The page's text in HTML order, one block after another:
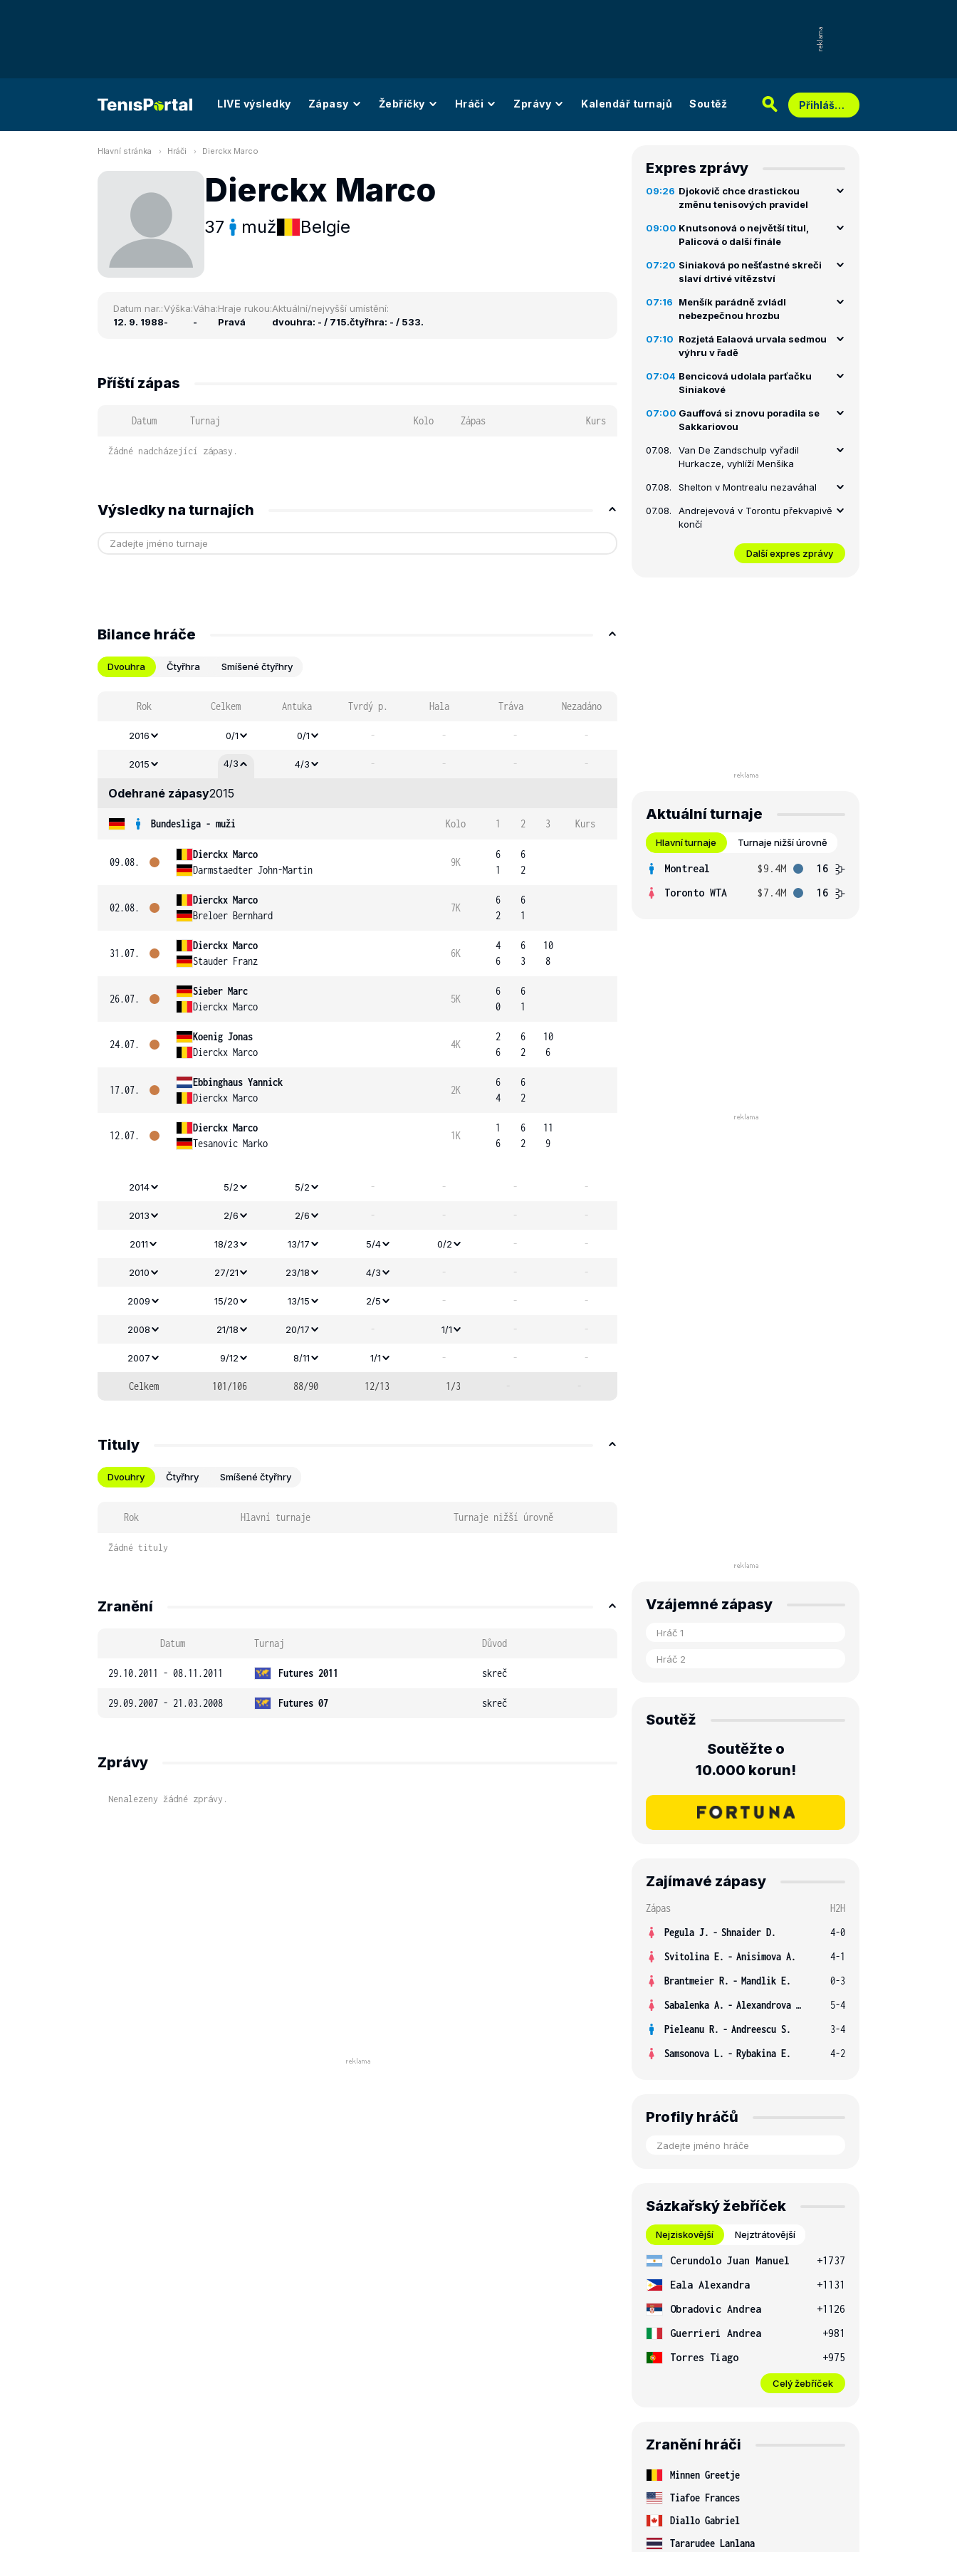
LIVE výsledky Zápasy Žebříčky Hráči Zprávy Kalendář turnajů Soutěž Přihlášení
Hlavní stránka Hráči Dierckx Marco
Dierckx Marco
37 muž Belgie
Datum nar.:
12. 9. 1988
Výška:
-
Váha:
-
Hraje rukou:
Pravá
Aktuální/nejvyšší umístění:
dvouhra: - / 715.čtyřhra: - / 533.
Příští zápas
Datum Turnaj Kolo Zápas Kurs
Žádné nadcházející zápasy.
Výsledky na turnajích
Bilance hráče
Dvouhra Čtyřhra Smíšené čtyřhry
Rok Celkem Antuka Tvrdý p. Hala Tráva Nezadáno
2016 0/1 0/1 - - - -
2015 4/3 4/3 - - - -
Odehrané zápasy2015
Bundesliga - muži Kolo 1 2 3 Kurs
09.08.
Dierckx Marco
Darmstaedter John-Martin
9K
6
1
6
2
02.08.
Dierckx Marco
Breloer Bernhard
7K
6
2
6
1
31.07.
Dierckx Marco
Stauder Franz
6K
4
6
6
3
10
8
26.07.
Sieber Marc
Dierckx Marco
5K
6
0
6
1
24.07.
Koenig Jonas
Dierckx Marco
4K
2
6
6
2
10
6
17.07.
Ebbinghaus Yannick
Dierckx Marco
2K
6
4
6
2
12.07.
Dierckx Marco
Tesanovic Marko
1K
1
6
6
2
11
9
2014 5/2 5/2 - - - -
2013 2/6 2/6 - - - -
2011 18/23 13/17 5/4 0/2 - -
2010 27/21 23/18 4/3 - - -
2009 15/20 13/15 2/5 - - -
2008 21/18 20/17 - 1/1 - -
2007 9/12 8/11 1/1 - - -
Celkem 101/106 88/90 12/13 1/3 - -
Tituly
Dvouhry Čtyřhry Smíšené čtyřhry
Rok Hlavní turnaje Turnaje nižší úrovně
Žádné tituly
Zranění
Datum Turnaj Důvod
29.10.2011 - 08.11.2011 Futures 2011 skreč
29.09.2007 - 21.03.2008 Futures 07 skreč
Zprávy
Nenalezeny žádné zprávy.
Expres zprávy
09:26 Djokovič chce drastickou
změnu tenisových pravidel
09:00 Knutsonová o největší titul,
Palicová o další finále
07:20 Siniaková po nešťastné skreči
slaví drtivé vítězství
07:16
Menšík parádně zvládl
nebezpečnou hrozbu
07:10 Rozjetá Ealaová urvala sedmou
výhru v řadě
07:04 Bencicová udolala parťačku
Siniakové
07:00 Gauffová si znovu poradila se
Sakkariovou
07.08.
Van De Zandschulp vyřadil
Hurkacze, vyhlíží Menšíka
07.08. Shelton v Montrealu nezaváhal
07.08.
Andrejevová v Torontu překvapivě
končí
Další expres zprávy
Aktuální turnaje
Hlavní turnaje Turnaje nižší úrovně
Montreal $9.4M
16
Toronto WTA
$7.4M 16
Vzájemné zápasy
Soutěž
Soutěžte o
10.000 korun!
Zajímavé zápasy
Zápas
H2H
Pegula J. - Shnaider D.
4-0
Svitolina E. - Anisimova A.
4-1
Brantmeier R. - Mandlik E.
0-3
Sabalenka A. - Alexandrova E.
5-4
Pieleanu R. - Andreescu S.
3-4
Samsonova L. - Rybakina E. 4-2
Profily hráčů
Sázkařský žebříček
Nejziskovější Nejztrátovější
Cerundolo Juan Manuel
+1737
Eala Alexandra
+1131
Obradovic Andrea
+1126
Guerrieri Andrea
+981
Torres Tiago
+975
Celý žebříček
Zranění hráči
Minnen Greetje
Tiafoe Frances
Diallo Gabriel
Tararudee Lanlana